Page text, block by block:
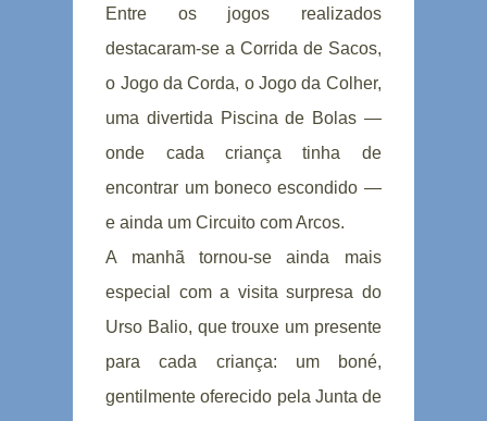
Entre os jogos realizados
destacaram-se a Corrida de Sacos,
o Jogo da Corda, o Jogo da Colher,
uma divertida Piscina de Bolas —
onde cada criança tinha de
encontrar um boneco escondido —
e ainda um Circuito com Arcos.
A manhã tornou-se ainda mais
especial com a visita surpresa do
Urso Balio, que trouxe um presente
para cada criança: um boné,
gentilmente oferecido pela Junta de